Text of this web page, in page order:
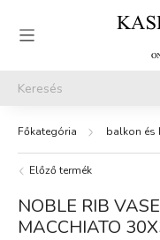
balkon és
Előző termék
NOBLE RIB
MACCHIATO